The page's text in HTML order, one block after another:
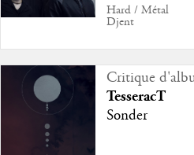
Hard / Métal
Djent
Critique
TesseracT
Sonder